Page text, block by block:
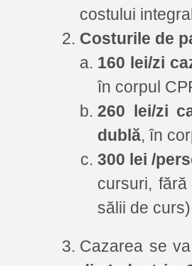
costului
Costurile de
160 lei/zi
în corpul
260 lei/zi
dublă, în
300 lei /
cursuri,
sălii de
Cazarea se